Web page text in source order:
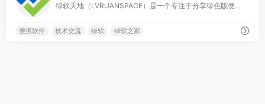
绿软天地（LVRUANSPACE）是一个专注于分享绿色版便携软件与精选软件的在线社区。
便携软件 技术交流 绿软 绿软之家